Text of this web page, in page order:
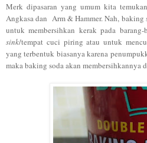
Merk dipasaran yang umum kita
Angkasa dan Arm & Hammer. Nah,
untuk membersihkan kerak pada
sink/tempat cuci piring atau untuk
yang terbentuk biasanya karena
maka baking soda akan membersihkannya